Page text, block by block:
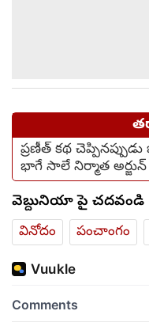
ప్రణీత్ కథ
భాగే సాలే నిర్మాత
వెబ్దునియా పై చదవండి
వినోదం
పంచాంగం